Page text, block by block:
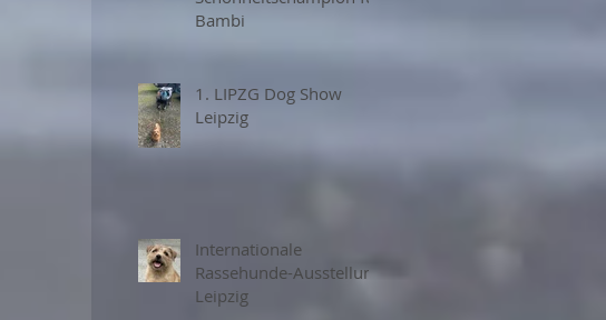
Bambi
1. LIPZG Dog Show
Leipzig
Internationale
Rassehunde-Ausstellung
Leipzig